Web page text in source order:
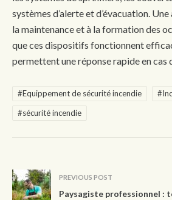
systèmes d’alerte et d’évacuation.
la maintenance et à la formation des
que ces dispositifs fonctionnent
permettent une réponse rapide en cas
#Equippement de sécurité incendie
#sécurité incendie
PREVIOUS POST
Paysagiste professionnel :